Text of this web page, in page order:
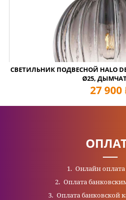
СВЕТИЛЬНИК ПОДВЕСНОЙ HALO
Ø25,
27 900
Онлайн оплата
Оплата
Оплата банковской